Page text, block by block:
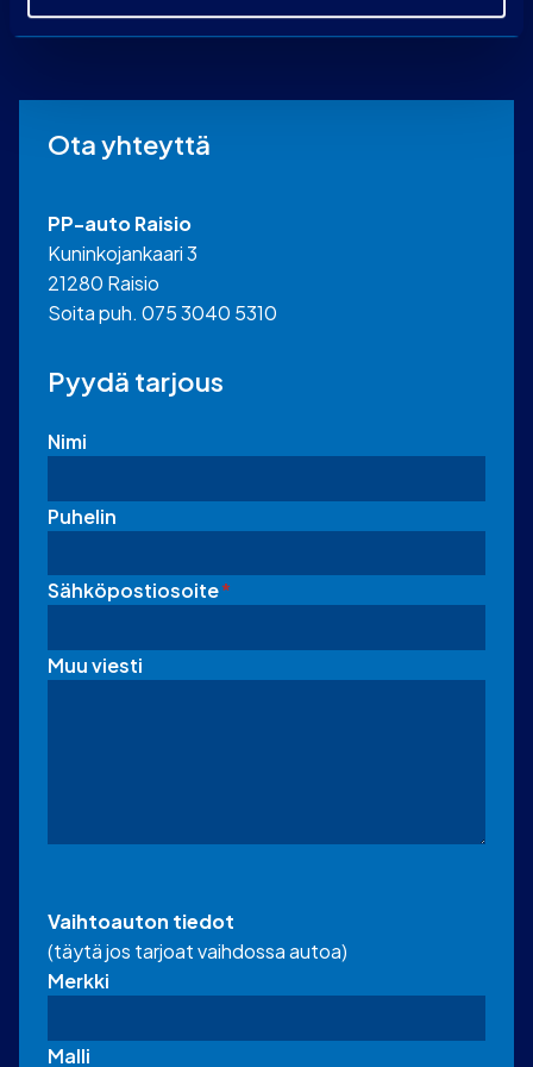
Ota yhteyttä
PP-auto Raisio
Kuninkojankaari 3
21280 Raisio
Soita puh. 075 3040 5310
Pyydä tarjous
Nimi
Puhelin
Sähköpostiosoite*
Muu viesti
Vaihtoauton tiedot
(täytä jos tarjoat vaihdossa autoa)
Merkki
Malli